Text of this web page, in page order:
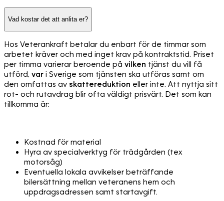
Vad kostar det att anlita er?
Hos Veterankraft betalar du enbart för de timmar som
arbetet kräver och med inget krav på kontraktstid. Priset
per timma varierar beroende på vilken tjänst du vill få
utförd, var i Sverige som tjänsten ska utföras samt om
den omfattas av skattereduktion eller inte. Att nyttja sitt
rot- och rutavdrag blir ofta väldigt prisvärt. Det som kan
tillkomma är:
Kostnad för material
Hyra av specialverktyg för trädgården (tex
motorsåg)
Eventuella lokala avvikelser beträffande
bilersättning mellan veteranens hem och
uppdragsadressen samt startavgift.